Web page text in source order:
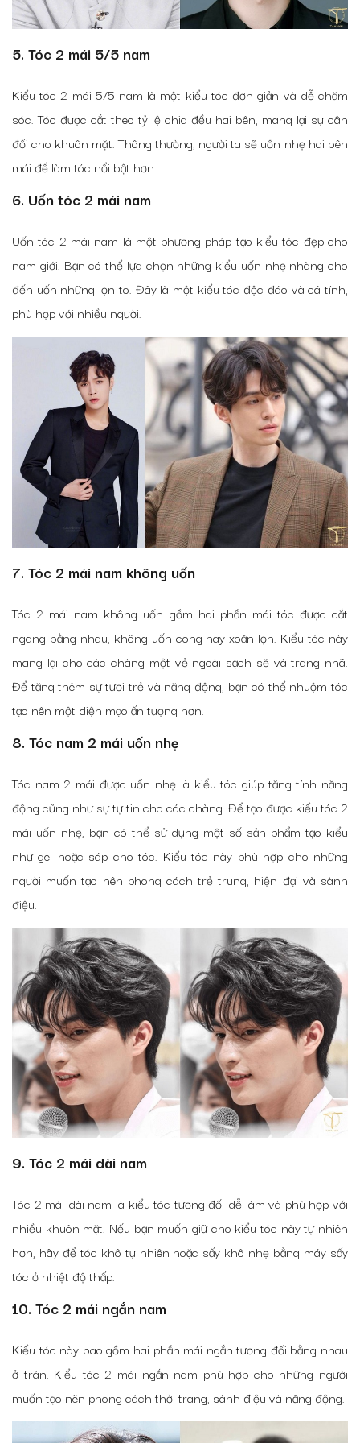
5. Tóc 2 mái 5/5 nam
Kiểu tóc 2 mái 5/5 nam là một kiểu tóc đơn giản và dễ chăm
sóc. Tóc được cắt theo tỷ lệ chia đều hai bên, mang lại sự cân
đối cho khuôn mặt. Thông thường, người ta sẽ uốn nhẹ hai bên
mái để làm tóc nổi bật hơn.
6. Uốn tóc 2 mái nam
Uốn tóc 2 mái nam là một phương pháp tạo kiểu tóc đẹp cho
nam giới. Bạn có thể lựa chọn những kiểu uốn nhẹ nhàng cho
đến uốn những lọn to. Đây là một kiểu tóc độc đáo và cá tính,
phù hợp với nhiều người.
7. Tóc 2 mái nam không uốn
Tóc 2 mái nam không uốn gồm hai phần mái tóc được cắt
ngang bằng nhau, không uốn cong hay xoăn lọn. Kiểu tóc này
mang lại cho các chàng một vẻ ngoài sạch sẽ và trang nhã.
Để tăng thêm sự tươi trẻ và năng động, bạn có thể nhuộm tóc
tạo nên một diện mạo ấn tượng hơn.
8. Tóc nam 2 mái uốn nhẹ
Tóc nam 2 mái được uốn nhẹ là kiểu tóc giúp tăng tính năng
động cũng như sự tự tin cho các chàng. Để tạo được kiểu tóc 2
mái uốn nhẹ, bạn có thể sử dụng một số sản phẩm tạo kiểu
như gel hoặc sáp cho tóc. Kiểu tóc này phù hợp cho những
người muốn tạo nên phong cách trẻ trung, hiện đại và sành
điệu.
9. Tóc 2 mái dài nam
Tóc 2 mái dài nam là kiểu tóc tương đối dễ làm và phù hợp với
nhiều khuôn mặt. Nếu bạn muốn giữ cho kiểu tóc này tự nhiên
hơn, hãy để tóc khô tự nhiên hoặc sấy khô nhẹ bằng máy sấy
tóc ở nhiệt độ thấp.
10. Tóc 2 mái ngắn nam
Kiểu tóc này bao gồm hai phần mái ngắn tương đối bằng nhau
ở trán. Kiểu tóc 2 mái ngắn nam phù hợp cho những người
muốn tạo nên phong cách thời trang, sành điệu và năng động.